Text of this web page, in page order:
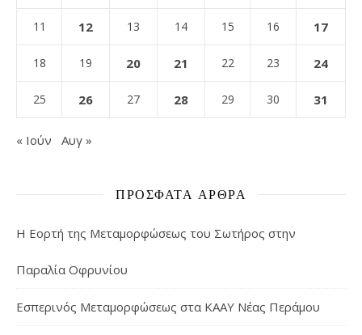
11 12 13 14 15 16 17
18 19 20 21 22 23 24
25 26 27 28 29 30 31
« Ιούν Αυγ »
ΠΡΌΣΦΑΤΑ ΆΡΘΡΑ
Η Εορτή της Μεταμορφώσεως του Σωτήρος στην
Παραλία Οφρυνίου
Εσπερινός Μεταμορφώσεως στα ΚΑΑΥ Νέας Περάμου